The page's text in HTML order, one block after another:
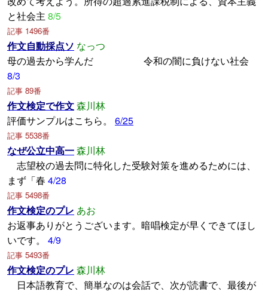
と社会主 8/5
記事 1496番
作文自動採点ソ なっつ
母の過去から学んだ 令和の闇に負けない社会
8/3
記事 89番
作文検定で作文森川林
評価サンプルはこちら。 6/25
記事 5538番
なぜ公立中高一森川林
志望校の過去問に特化した受験対策を進めるためには、
まず「春 4/28
記事 5498番
作文検定のプレ あお
お返事ありがとうございます。暗唱検定が早くできてほし
いです。
4/9
記事 5493番
作文検定のプレ 森川林
日本語教育で、簡単なのは会話で、次が読書で、最後が